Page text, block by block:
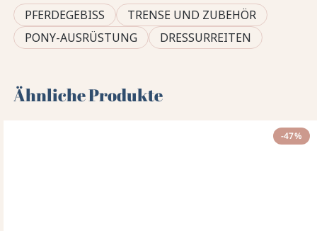
PFERDEGEBISS
TRENSE UND ZUBEHÖR
PONY-AUSRÜSTUNG
DRESSURREITEN
Ähnliche Produkte
-47%